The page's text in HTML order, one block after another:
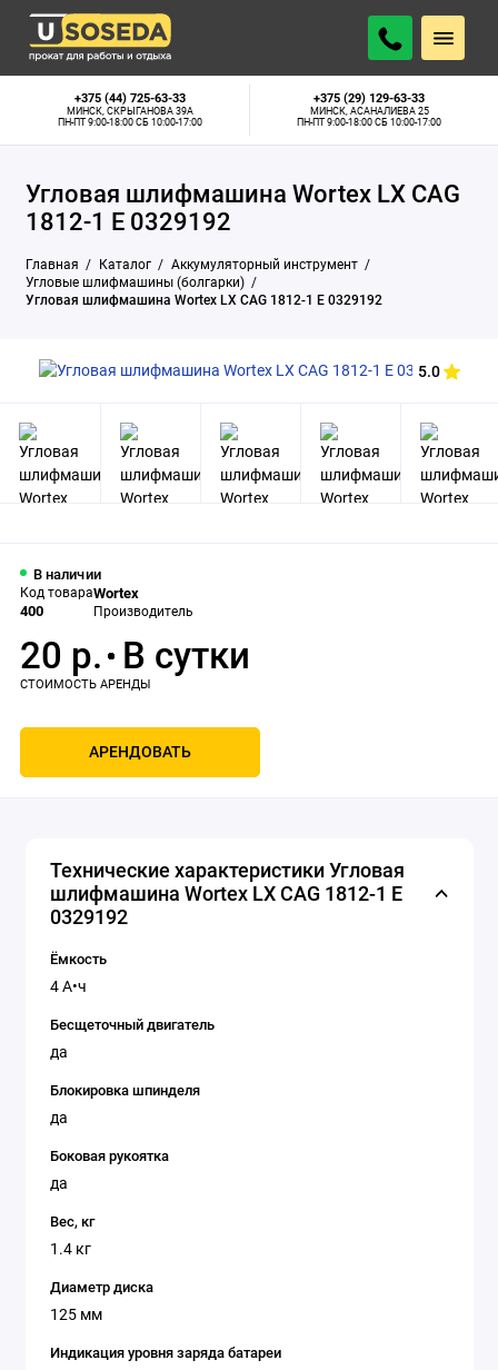
+375 (44) 725-63-33
МИНСК, СКРЫГАНОВА 39А
ПН-ПТ 9:00-18:00 СБ 10:00-17:00
+375 (29) 129-63-33
МИНСК, АСАНАЛИЕВА 25
ПН-ПТ 9:00-18:00 СБ 10:00-17:00
Угловая шлифмашина Wortex LX CAG
1812-1 E 0329192
Главная Каталог
Аккумуляторный инструмент
Угловые шлифмашины (болгарки)
Угловая шлифмашина Wortex LX CAG 1812-1 E 0329192
5.0
В наличии
Код товара
400
Wortex
Производитель
20 р.
АРЕНДОВАТЬ
Технические характеристики Угловая
шлифмашина Wortex LX CAG 1812-1 E
0329192
Ёмкость
4 А•ч
Бесщеточный двигатель
да
Блокировка шпинделя
да
Боковая рукоятка
да
Вес, кг
1.4 кг
Диаметр диска
125 мм
Индикация уровня заряда батареи
В наличии
В СУТКИ